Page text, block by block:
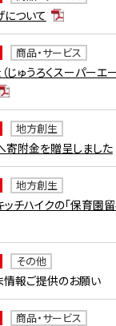
ついて
商品・サービス
ゅうろくスーパーエ
地方創生
附金を贈呈しました
地方創生
チハイクの「保育園留
その他
情報ご提供のお願い
商品・サービス